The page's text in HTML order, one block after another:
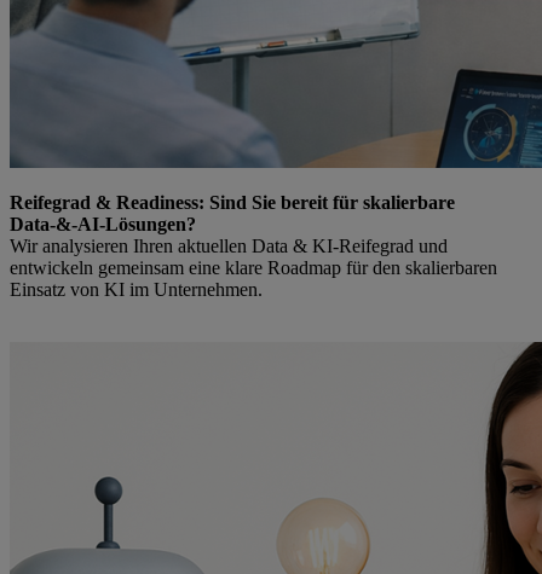
Reifegrad & Readiness: Sind Sie bereit für skalierbare
Data-&-AI-Lösungen?
Wir analysieren Ihren aktuellen Data & KI-Reifegrad und
entwickeln gemeinsam eine klare Roadmap für den skalierbaren
Einsatz von KI im Unternehmen.